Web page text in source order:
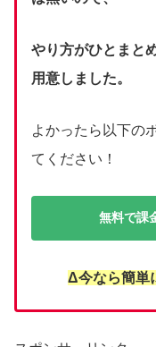
やり方がひとまと
用意しました。
よかったら以下の
てください！
無料で課
Δ今なら簡単